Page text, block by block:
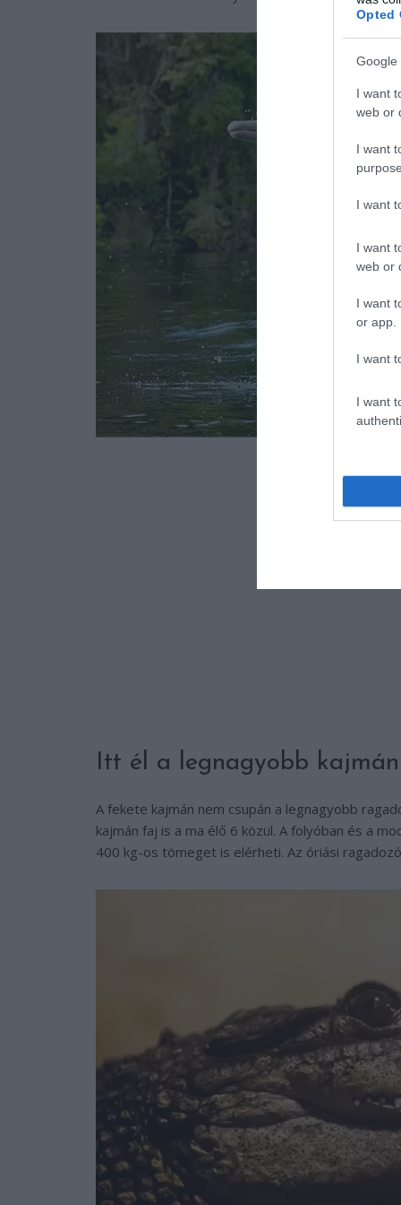
Opted
Google
I want
web or
I want
I want
I want
web or
I want
or app.
I want
I want
Itt él a legnagyobb
A fekete kajmán nem csupán a legnagyobb
kajmán faj is a ma élő 6 közül. A folyóban és a
400 kg-os tömeget is elérheti. Az óriási